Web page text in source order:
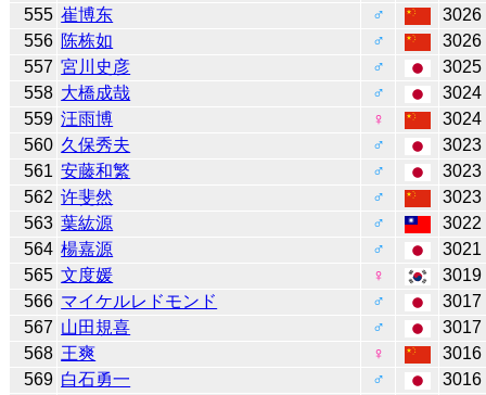
555 崔博东 ♂
3026
556 陈栋如 ♂
3026
557 宮川史彦 ♂
3025
558 大橋成哉 ♂
3024
559 汪雨博 ♀
3024
560 久保秀夫 ♂
3023
561 安藤和繁 ♂
3023
562 许斐然 ♂
3023
563 葉紘源 ♂
3022
564 楊嘉源 ♂
3021
565 文度媛 ♀
3019
566 マイケルレドモンド ♂
3017
567 山田規喜 ♂
3017
568 王爽 ♀
3016
569 白石勇一 ♂
3016